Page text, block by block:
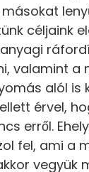
céljaink
valamint a
alól is
érvel,
erről.
fel, ami a
vegyük